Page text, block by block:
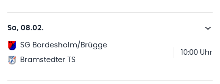
So, 08.02.
SG Bordesholm/Brügge
Bramstedter TS
10:00 Uhr